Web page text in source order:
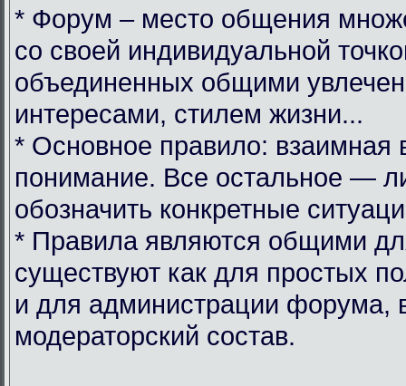
* Форум – место общения
со своей индивидуальной
объединенных общими
интересами, стилем жизни...
* Основное правило: взаимная
понимание. Все остальное —
обозначить конкретные
* Правила являются общими
существуют как для простых
и для администрации форума,
модераторский состав.